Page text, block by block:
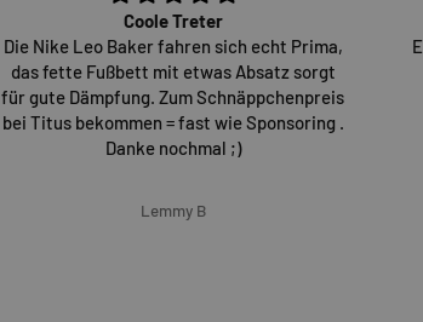
Coole Treter
Die Nike Leo Baker fahren sich echt Prima,
das fette Fußbett mit etwas Absatz sorgt
für gute Dämpfung. Zum Schnäppchenpreis
bei Titus bekommen = fast wie Sponsoring .
Danke nochmal ;)
Lemmy B